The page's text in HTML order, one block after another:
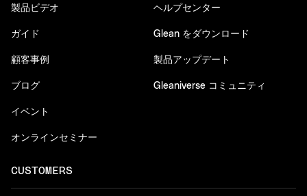
製品ビデオ
ガイド
顧客事例
ブログ
イベント
オンラインセミナー
ヘルプセンター
Glean をダウンロード
製品アップデート
Gleaniverse コミュニティ
CUSTOMERS